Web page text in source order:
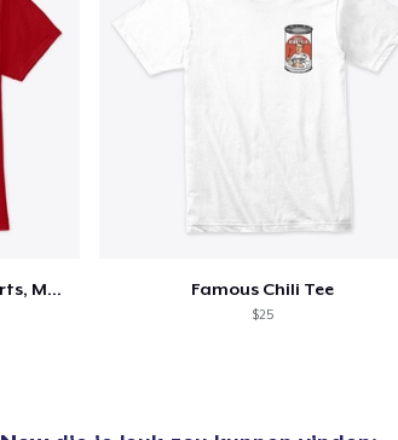
Kawhi’s Tree Service Tee, Shirts, Mug Famous Chili Tee
$25